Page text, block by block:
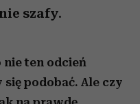
szafy.
nie ten odcień
się podobać. Ale czy